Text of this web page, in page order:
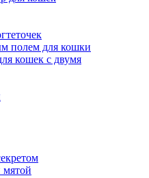
полем для кошки
кошек с двумя